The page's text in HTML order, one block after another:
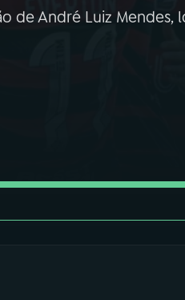
de André Luiz Mendes,